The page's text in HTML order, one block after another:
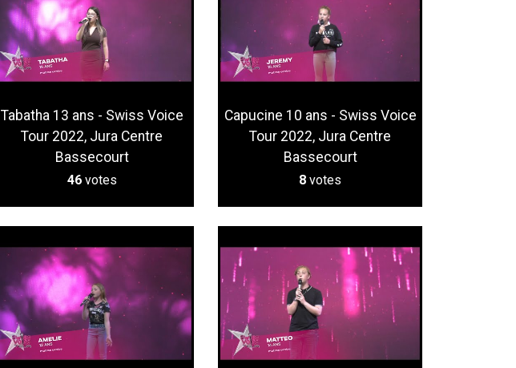
Tabatha 13 ans - Swiss Voice
Tour 2022, Jura Centre
Bassecourt
46 votes
Capucine 10 ans - Swiss Voice
Tour 2022, Jura Centre
Bassecourt
8 votes